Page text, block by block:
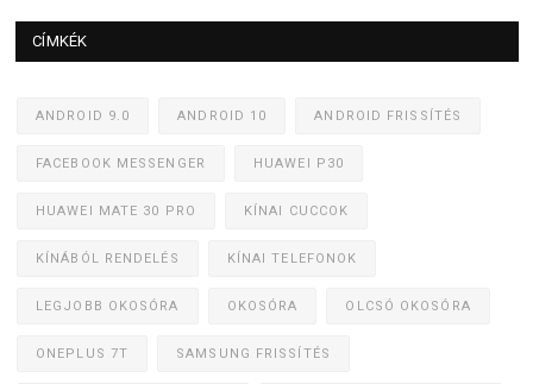
CÍMKÉK
ANDROID 9.0 ANDROID 10 ANDROID FRISSÍTÉS
FACEBOOK MESSENGER HUAWEI P30
HUAWEI MATE 30 PRO KÍNAI CUCCOK
KÍNÁBÓL RENDELÉS KÍNAI TELEFONOK
LEGJOBB OKOSÓRA OKOSÓRA OLCSÓ OKOSÓRA
ONEPLUS 7T SAMSUNG FRISSÍTÉS